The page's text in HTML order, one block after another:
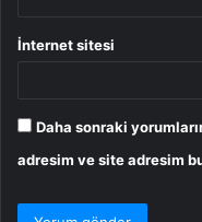
İnternet sitesi
Daha sonraki
adresim ve site adresim